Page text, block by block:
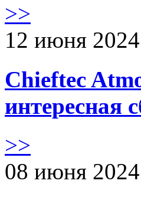
>>
12 июня 2024
Chieftec
интересная
>>
08 июня 2024